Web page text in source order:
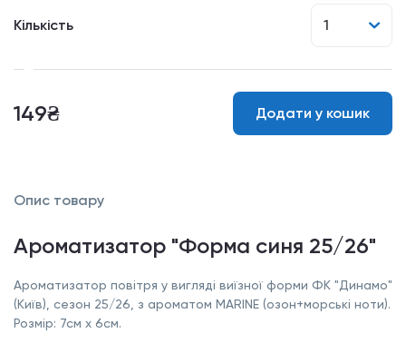
Кількість 1
149₴ Додати у кошик
Опис товару
Ароматизатор "Форма синя 25/26"
Ароматизатор повітря у вигляді виїзної форми ФК "Динамо"
(Київ), сезон 25/26, з ароматом MARINE (озон+морські ноти).
Розмір: 7см х 6см.